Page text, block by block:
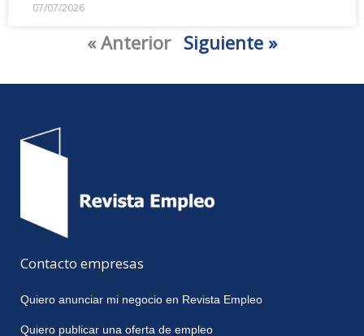
07/07/2026
« Anterior Siguiente »
Contacto empresas
Quiero anunciar mi negocio en Revista Empleo
Quiero publicar una oferta de empleo